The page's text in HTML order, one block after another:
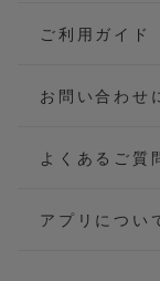
ご利用ガイド
お問い合わせ
よくあるご質
アプリについ